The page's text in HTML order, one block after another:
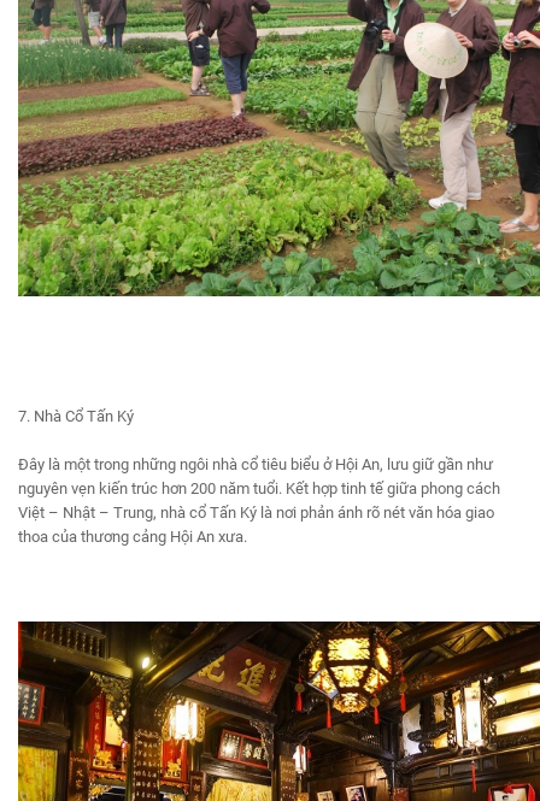
7. Nhà Cổ Tấn Ký
Đây là một trong những ngôi nhà cổ tiêu biểu ở Hội An, lưu giữ gần như
nguyên vẹn kiến trúc hơn 200 năm tuổi. Kết hợp tinh tế giữa phong cách
Việt – Nhật – Trung, nhà cổ Tấn Ký là nơi phản ánh rõ nét văn hóa giao
thoa của thương cảng Hội An xưa.